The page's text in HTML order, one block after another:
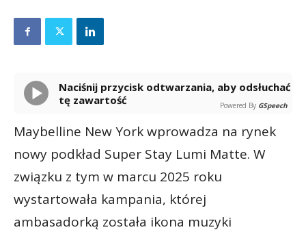
Naciśnij przycisk odtwarzania, aby odsłuchać
tę zawartość
Powered By GSpeech
Maybelline New York wprowadza na rynek
nowy podkład Super Stay Lumi Matte. W
związku z tym w marcu 2025 roku
wystartowała kampania, której
ambasadorką została ikona muzyki